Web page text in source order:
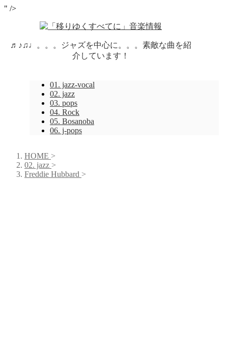
" />
♬♪♫♩。。。ジャズを中心に。。。素敵な曲を紹
介しています！
01. jazz-vocal
02. jazz
03. pops
04. Rock
05. Bosanoba
06. j-pops
HOME >
02. jazz >
Freddie Hubbard >